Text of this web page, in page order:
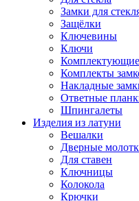
Замки для
Защёлки
Ключевины
Ключи
Комплектующие
Комплекты
Накладные
Ответные
Шпингалеты
Изделия из латуни
Вешалки
Дверные
Для ставен
Ключницы
Колокола
Крючки